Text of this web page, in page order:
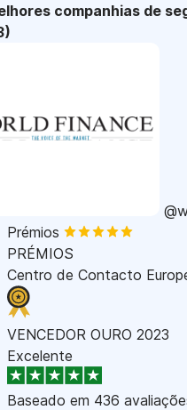
companhias de
Prémios
PRÉMIOS
Centro de Contacto
VENCEDOR OURO 2023
Excelente
Baseado em 436